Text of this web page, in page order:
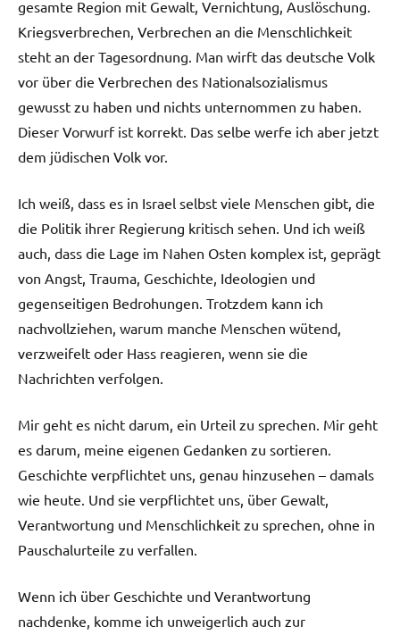
gesamte Region mit Gewalt, Vernichtung, Auslöschung.
Kriegsverbrechen, Verbrechen an die Menschlichkeit
steht an der Tagesordnung. Man wirft das deutsche Volk
vor über die Verbrechen des Nationalsozialismus
gewusst zu haben und nichts unternommen zu haben.
Dieser Vorwurf ist korrekt. Das selbe werfe ich aber jetzt
dem jüdischen Volk vor.
Ich weiß, dass es in Israel selbst viele Menschen gibt, die
die Politik ihrer Regierung kritisch sehen. Und ich weiß
auch, dass die Lage im Nahen Osten komplex ist, geprägt
von Angst, Trauma, Geschichte, Ideologien und
gegenseitigen Bedrohungen. Trotzdem kann ich
nachvollziehen, warum manche Menschen wütend,
verzweifelt oder Hass reagieren, wenn sie die
Nachrichten verfolgen.
Mir geht es nicht darum, ein Urteil zu sprechen. Mir geht
es darum, meine eigenen Gedanken zu sortieren.
Geschichte verpflichtet uns, genau hinzusehen – damals
wie heute. Und sie verpflichtet uns, über Gewalt,
Verantwortung und Menschlichkeit zu sprechen, ohne in
Pauschalurteile zu verfallen.
Wenn ich über Geschichte und Verantwortung
nachdenke, komme ich unweigerlich auch zur